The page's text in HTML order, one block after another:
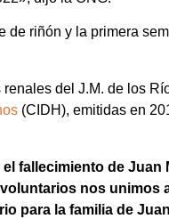
de riñón y la primera
del J.M. de los
(CIDH), emitidas en
fallecimiento de Juan
nos unimos
para la familia de